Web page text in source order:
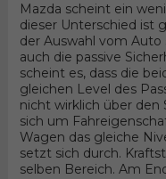
Mazda scheint ein
dieser Unterschied ist
der Auswahl vom Auto
auch die passive
scheint es, dass die
gleichen Level des
nicht wirklich über den
sich um
Wagen das gleiche
setzt sich durch.
selben Bereich. Am